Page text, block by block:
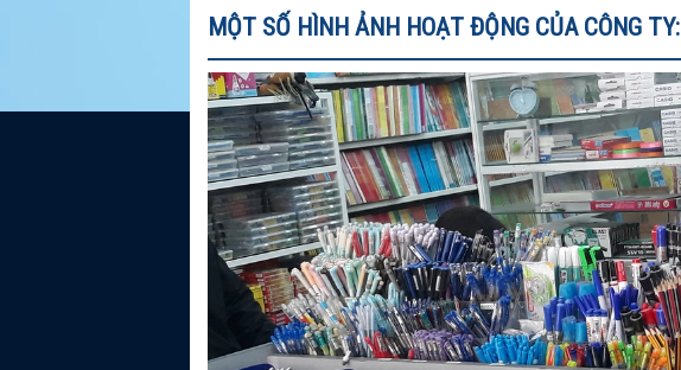
MỘT SỐ HÌNH ẢNH HOẠT ĐỘNG CỦA CÔNG TY: